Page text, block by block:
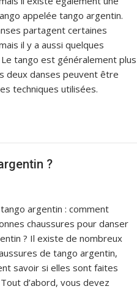
appelée tango argentin.
partagent certaines
il y a aussi quelques
tango est généralement plus
deux danses peuvent être
techniques utilisées.
?
argentin : comment
chaussures pour danser
? Il existe de nombreux
de tango argentin,
savoir si elles sont faites
d’abord, vous devez